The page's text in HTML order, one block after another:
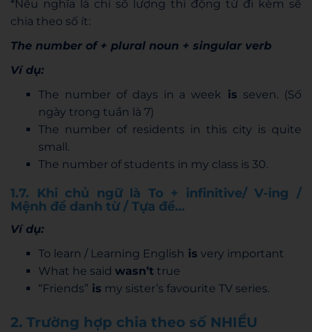
*Nếu nghĩa là chỉ số lượng thì động từ đi kèm sẽ
chia theo số ít:
The number of + plural noun + singular verb
Ví dụ:
The number of days in a week is seven. (Số
ngày trong tuần là 7)
The number of residents in this city is quite
small.
The number of students in my class is 30.
1.7. Khi chủ ngữ là To + infinitive/ V-ing /
Mệnh đề danh từ / Tựa đề…
Ví dụ:
To learn / Learning English is very important
What he said wasn’t true
“Friends” is my sister’s favourite TV series.
2. Trường hợp chia theo số NHIỀU